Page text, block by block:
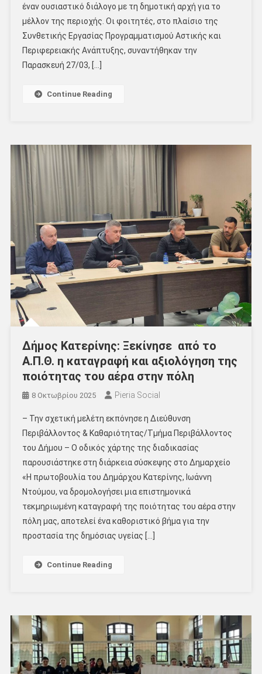
έναν ουσιαστικό διάλογο με τη δημοτική αρχή για το
μέλλον της περιοχής. Οι φοιτητές, στο πλαίσιο της
Συνθετικής Εργασίας Προγραμματισμού Αστικής και
Περιφερειακής Ανάπτυξης, συναντήθηκαν την
Παρασκευή 27/03, […]
Continue Reading
Δήμος Κατερίνης: Ξεκίνησε από το
Α.Π.Θ. η καταγραφή και αξιολόγηση της
ποιότητας του αέρα στην πόλη
8 Οκτωβρίου 2025 Pieria Social
– Την σχετική μελέτη εκπόνησε η Διεύθυνση
Περιβάλλοντος & Καθαριότητας/Τμήμα Περιβάλλοντος
του Δήμου – Ο οδικός χάρτης της διαδικασίας
παρουσιάστηκε στη διάρκεια σύσκεψης στο Δημαρχείο
«Η πρωτοβουλία του Δημάρχου Κατερίνης, Ιωάννη
Ντούμου, να δρομολογήσει μια επιστημονικά
τεκμηριωμένη καταγραφή της ποιότητας του αέρα στην
πόλη μας, αποτελεί ένα καθοριστικό βήμα για την
προστασία της δημόσιας υγείας […]
Continue Reading